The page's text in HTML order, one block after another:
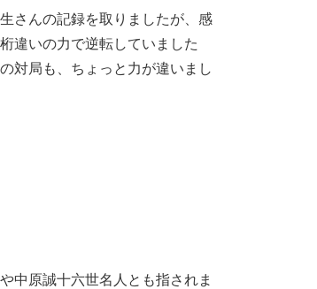
さんの記録を取りましたが、感
違いの力で逆転していました
対局も、ちょっと力が違いまし
中原誠十六世名人とも指されま